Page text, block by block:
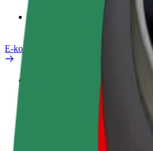
Bolt Food pro Business
E-kola
Laboratoř bezpečnosti